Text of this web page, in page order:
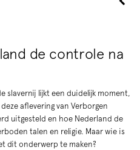
de controle na
slavernij lijkt een duidelijk moment,
aflevering van Verborgen
uitgesteld en hoe Nederland de
talen en religie. Maar wie is
dit onderwerp te maken?